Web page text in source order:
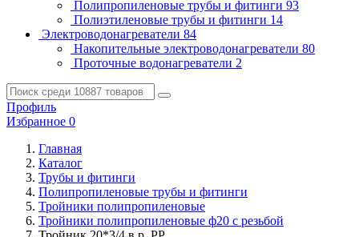
Полипропиленовые трубы и фитинги 93
Полиэтиленовые трубы и фитинги 14
Электроводонагреватели 84
Накопительные электроводонагреватели 80
Проточные водонагреватели 2
Профиль
Избранное 0
Главная
Каталог
Трубы и фитинги
Полипропиленовые трубы и фитинги
Тройники полипропиленовые
Тройники полипропиленовые ф20 с резьбой